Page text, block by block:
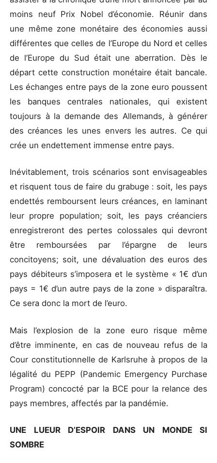
moins neuf Prix Nobel d’économie. Réunir dans
une même zone monétaire des économies aussi
différentes que celles de l’Europe du Nord et celles
de l’Europe du Sud était une aberration. Dès le
départ cette construction monétaire était bancale.
Les échanges entre pays de la zone euro poussent
les banques centrales nationales, qui existent
toujours à la demande des Allemands, à générer
des créances les unes envers les autres. Ce qui
crée un endettement immense entre pays.
Inévitablement, trois scénarios sont envisageables
et risquent tous de faire du grabuge : soit, les pays
endettés remboursent leurs créances, en laminant
leur propre population; soit, les pays créanciers
enregistreront des pertes colossales qui devront
être remboursées par l’épargne de leurs
concitoyens; soit, une dévaluation des euros des
pays débiteurs s’imposera et le système « 1€ d’un
pays = 1€ d’un autre pays de la zone » disparaîtra.
Ce sera donc la mort de l’euro.
Mais l’explosion de la zone euro risque même
d’être imminente, en cas de nouveau refus de la
Cour constitutionnelle de Karlsruhe à propos de la
légalité du PEPP (Pandemic Emergency Purchase
Program) concocté par la BCE pour la relance des
pays membres, affectés par la pandémie.
UNE LUEUR D’ESPOIR DANS UN MONDE SI
SOMBRE